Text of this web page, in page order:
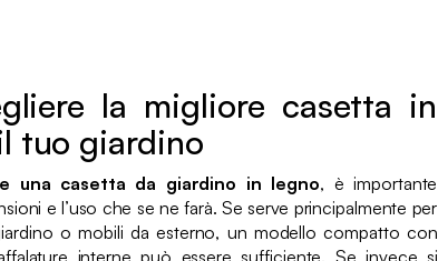
la migliore casetta in
tuo giardino
una casetta da giardino in legno, è importante
e l’uso che se ne farà. Se serve principalmente per
o mobili da esterno, un modello compatto con